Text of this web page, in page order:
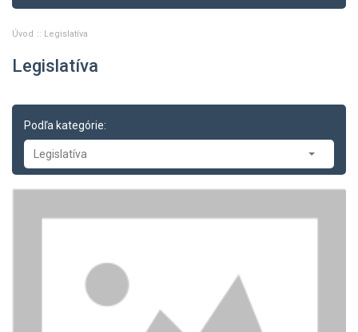
Úvod Legislatíva
Legislatíva
Podľa kategórie:
Legislatíva
Legislatíva
-- Legislatíva cestnej dopravy